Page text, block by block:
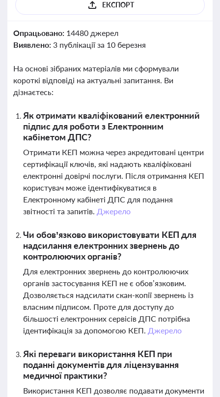
ЕКСПОРТ
Опрацьовано: 14480 джерел
Виявлено: 3 публікації за 10 березня
На основі зібраних матеріалів ми сформували
короткі відповіді на актуальні запитання. Ви
дізнаєтесь:
Як отримати кваліфікований електронний
підпис для роботи з Електронним
кабінетом ДПС?
Отримати КЕП можна через акредитовані центри
сертифікації ключів, які надають кваліфіковані
електронні довірчі послуги. Після отримання КЕП
користувач може ідентифікуватися в
Електронному кабінеті ДПС для подання
звітності та запитів. Джерело
Чи обов’язково використовувати КЕП для
надсилання електронних звернень до
контролюючих органів?
Для електронних звернень до контролюючих
органів застосування КЕП не є обов’язковим.
Дозволяється надсилати скан-копії звернень із
власним підписом. Проте для доступу до
більшості електронних сервісів ДПС потрібна
ідентифікація за допомогою КЕП. Джерело
Які переваги використання КЕП при
поданні документів для ліцензування
медичної практики?
Використання КЕП дозволяє подавати документи